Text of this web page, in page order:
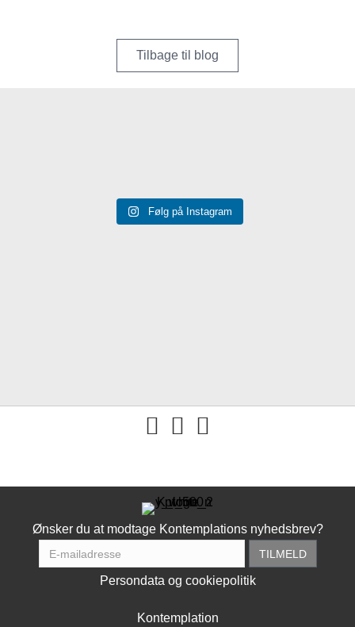
Tilbage til blog
Følg på Instagram
You tube
Ønsker du at modtage Kontemplations nyhedsbrev?
Persondata og cookiepolitik
Kontemplation